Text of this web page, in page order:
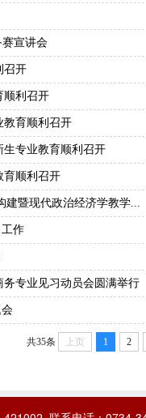
赛宣讲会
召开
顺利召开
教育顺利召开
生专业教育顺利召开
育顺利召开
建暨现代政治经济学教学...
作
务专业见习动员会圆满举行
共35条 上页 1 2